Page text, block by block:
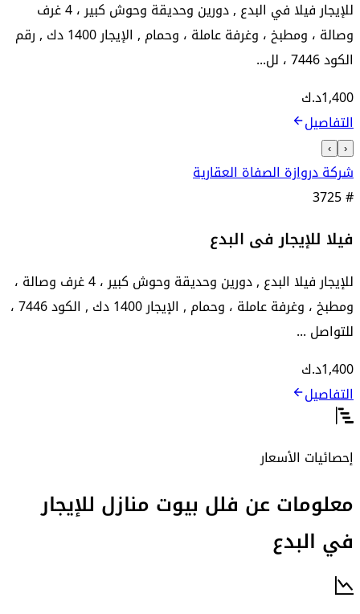
للإيجار فيلا في البدع , دورين وحديقة وحوش كبير ، 4 غرف
وصالة ، ومطبخ ، وغرفة عاملة ، وحمام , الإيجار 1400 دك , رقم
الكود 7446 ، لل...
1,400د.ك
التفاصيل
‹
›
شركة دروازة الصفاة العقارية
3725#
فيلا للإيجار فى البدع
للإيجار فيلا البدع , دورين وحديقة وحوش كبير ، 4 غرف وصالة ،
ومطبخ ، وغرفة عاملة ، وحمام , الإيجار 1400 دك , الكود 7446 ،
للتواصل ...
1,400د.ك
التفاصيل
إحصائيات الأسعار
معلومات عن فلل بيوت منازل للإيجار
في البدع